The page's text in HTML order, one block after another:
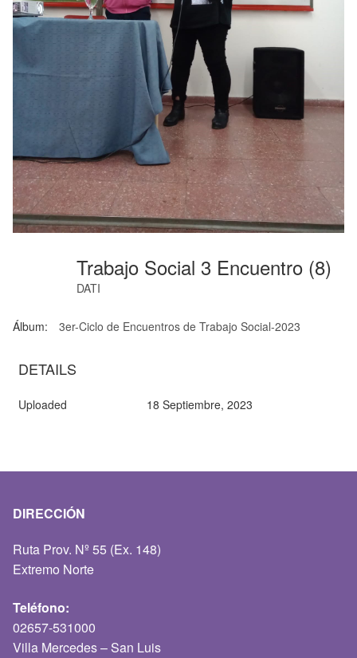
Trabajo Social 3 Encuentro (8)
DATI
Álbum: 3er-Ciclo de Encuentros de Trabajo Social-2023
DETAILS
Uploaded 18 Septiembre, 2023
DIRECCIÓN
Ruta Prov. Nº 55 (Ex. 148)
Extremo Norte
Teléfono:
02657-531000
Villa Mercedes – San Luis